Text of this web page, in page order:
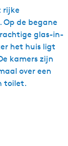
rijke
Op de begane
glas-in-
het huis ligt
kamers zijn
over een
toilet.